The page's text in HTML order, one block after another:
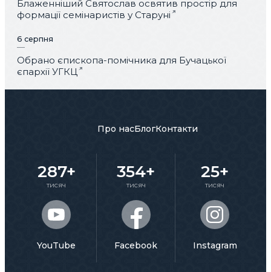
Блаженніший Святослав освятив простір для
формації семінаристів у Старуні
6 серпня
Обрано єпископа-помічника для Бучацької
єпархії УГКЦ
Про насБлогКонтакти
287+
тисяч
YouTube
354+
тисяч
Facebook
25+
тисяч
Instagram